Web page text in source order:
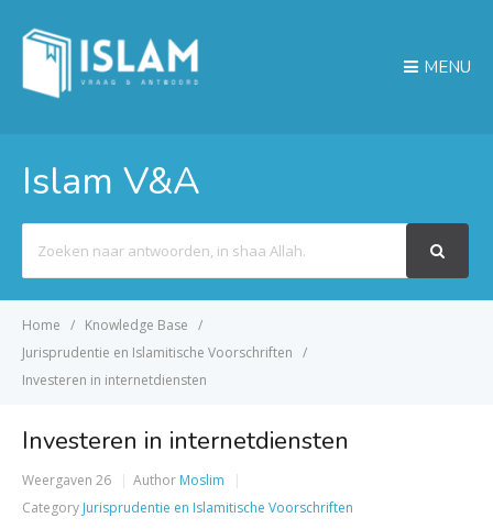
MENU
Islam V&A
For
Home
Knowledge Base
Jurisprudentie en Islamitische Voorschriften
Investeren in internetdiensten
Investeren in internetdiensten
Weergaven 26 Author Moslim
Category Jurisprudentie en Islamitische Voorschriften